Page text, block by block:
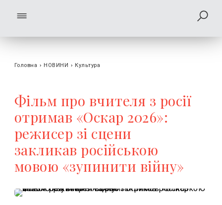
Головна › НОВИНИ › Культура
Фільм про вчителя з росії
отримав «Оскар 2026»:
режисер зі сцени
закликав російською
мовою «зупинити війну»